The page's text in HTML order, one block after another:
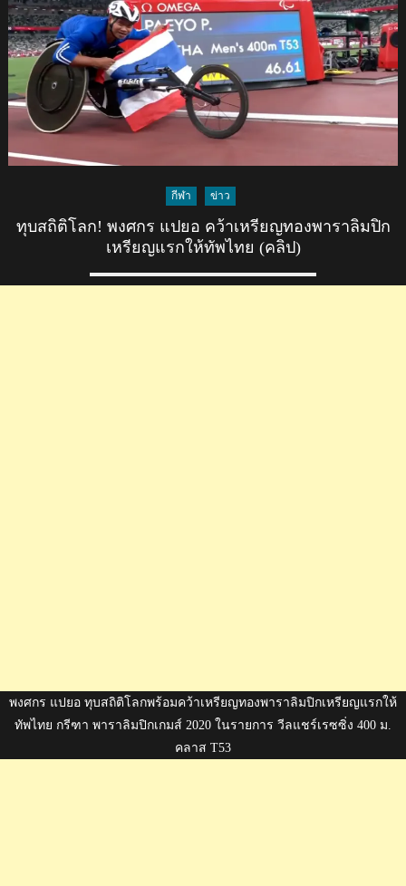
กีฬา ข่าว
ทุบสถิติโลก! พงศกร แปยอ คว้าเหรียญทองพาราลิมปิก
เหรียญแรกให้ทัพไทย (คลิป)
พงศกร แปยอ ทุบสถิติโลกพร้อมคว้าเหรียญทองพาราลิมปิกเหรียญแรกให้
ทัพไทย กรีฑา พาราลิมปิกเกมส์ 2020 ในรายการ วีลแชร์เรซซิ่ง 400 ม.
คลาส T53